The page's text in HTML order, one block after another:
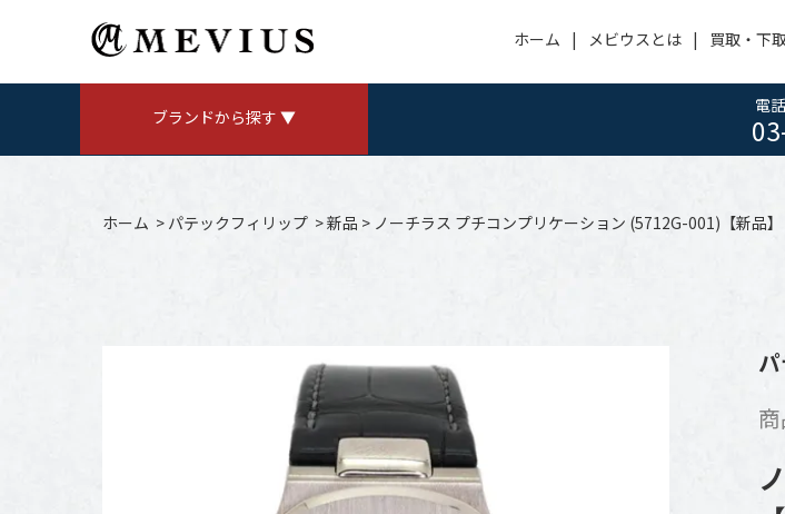
ホーム メビウスとは 買取・下
ブランドから探す ▼
ロレックス オメガ パネライ
シャネル
FRANCK
フランクミュラー
Jaeger LeCoultre
ジャガールクルト
TAG HEUER
電
ホーム > パテックフィリップ >新品 > ノーチラス プチコンプリケーション (5712G-001)【新品】